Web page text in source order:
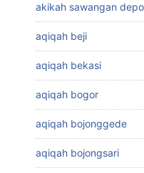
akikah sawangan
aqiqah beji
aqiqah bekasi
aqiqah bogor
aqiqah bojonggede
aqiqah bojongsari